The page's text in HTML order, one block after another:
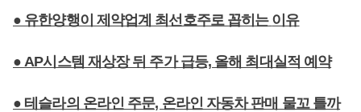
● 유한양행이 제약업계 최선호주로 꼽히는 이유
● AP시스템 재상장 뒤 주가 급등, 올해 최대실적 예약
● 테슬라의 온라인 주문, 온라인 자동차 판매 물꼬 틀까